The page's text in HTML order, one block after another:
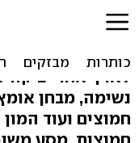
לקרוע את
אלי סניור נסע
לארץ אחרי ביקור
נשימה, מבחן
חמוצים ועוד
חמוצות. מסע